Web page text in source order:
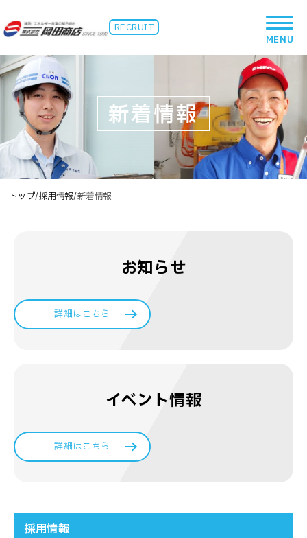
RECRUIT
新着情報
トップ/採用情報/新着情報
お知らせ
詳細はこちら
イベント情報
詳細はこちら
採用情報